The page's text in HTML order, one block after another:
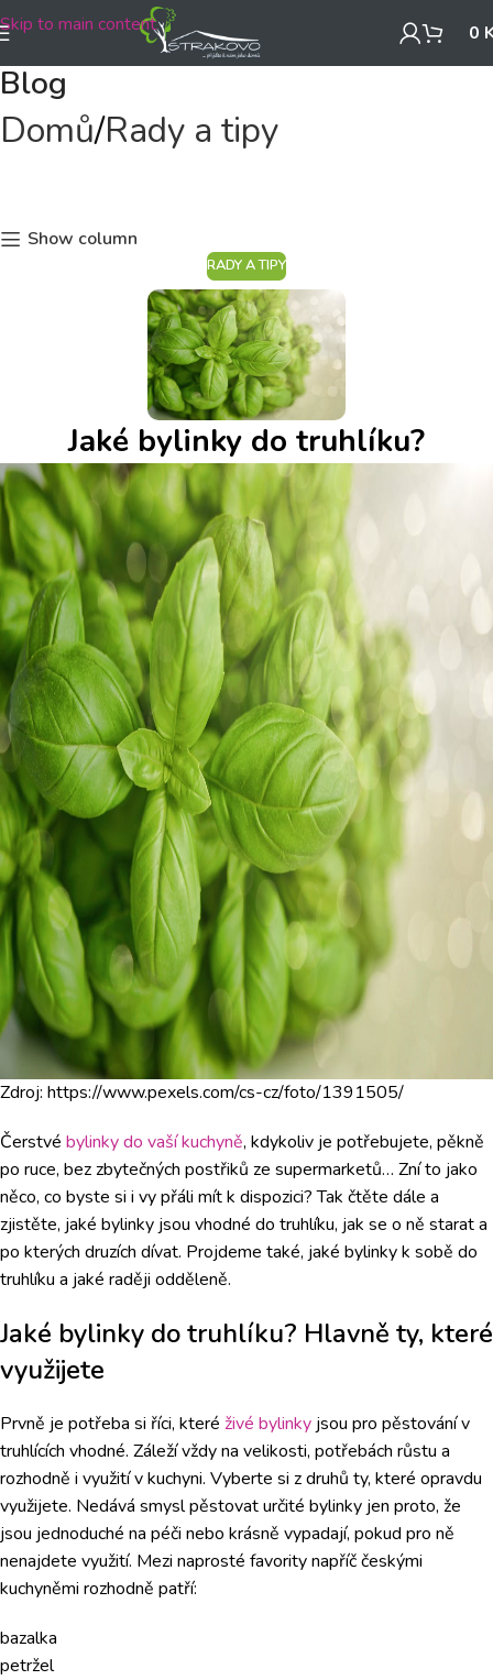
Skip to main content 0
Blog
Domů Rady a tipy
Show column
RADY A TIPY
Jaké bylinky do truhlíku?
Zdroj: https://www.pexels.com/cs-cz/foto/1391505/
Čerstvé bylinky do vaší kuchyně, kdykoliv je potřebujete, pěkně
po ruce, bez zbytečných postřiků ze supermarketů… Zní to jako
něco, co byste si i vy přáli mít k dispozici? Tak čtěte dále a
zjistěte, jaké bylinky jsou vhodné do truhlíku, jak se o ně starat a
po kterých druzích dívat. Projdeme také, jaké bylinky k sobě do
truhlíku a jaké raději odděleně.
Jaké bylinky do truhlíku? Hlavně ty, které
využijete
Prvně je potřeba si říci, které živé bylinky jsou pro pěstování v
truhlících vhodné. Záleží vždy na velikosti, potřebách růstu a
rozhodně i využití v kuchyni. Vyberte si z druhů ty, které opravdu
využijete. Nedává smysl pěstovat určité bylinky jen proto, že
jsou jednoduché na péči nebo krásně vypadají, pokud pro ně
nenajdete využití. Mezi naprosté favority napříč českými
kuchyněmi rozhodně patří:
bazalka
petržel